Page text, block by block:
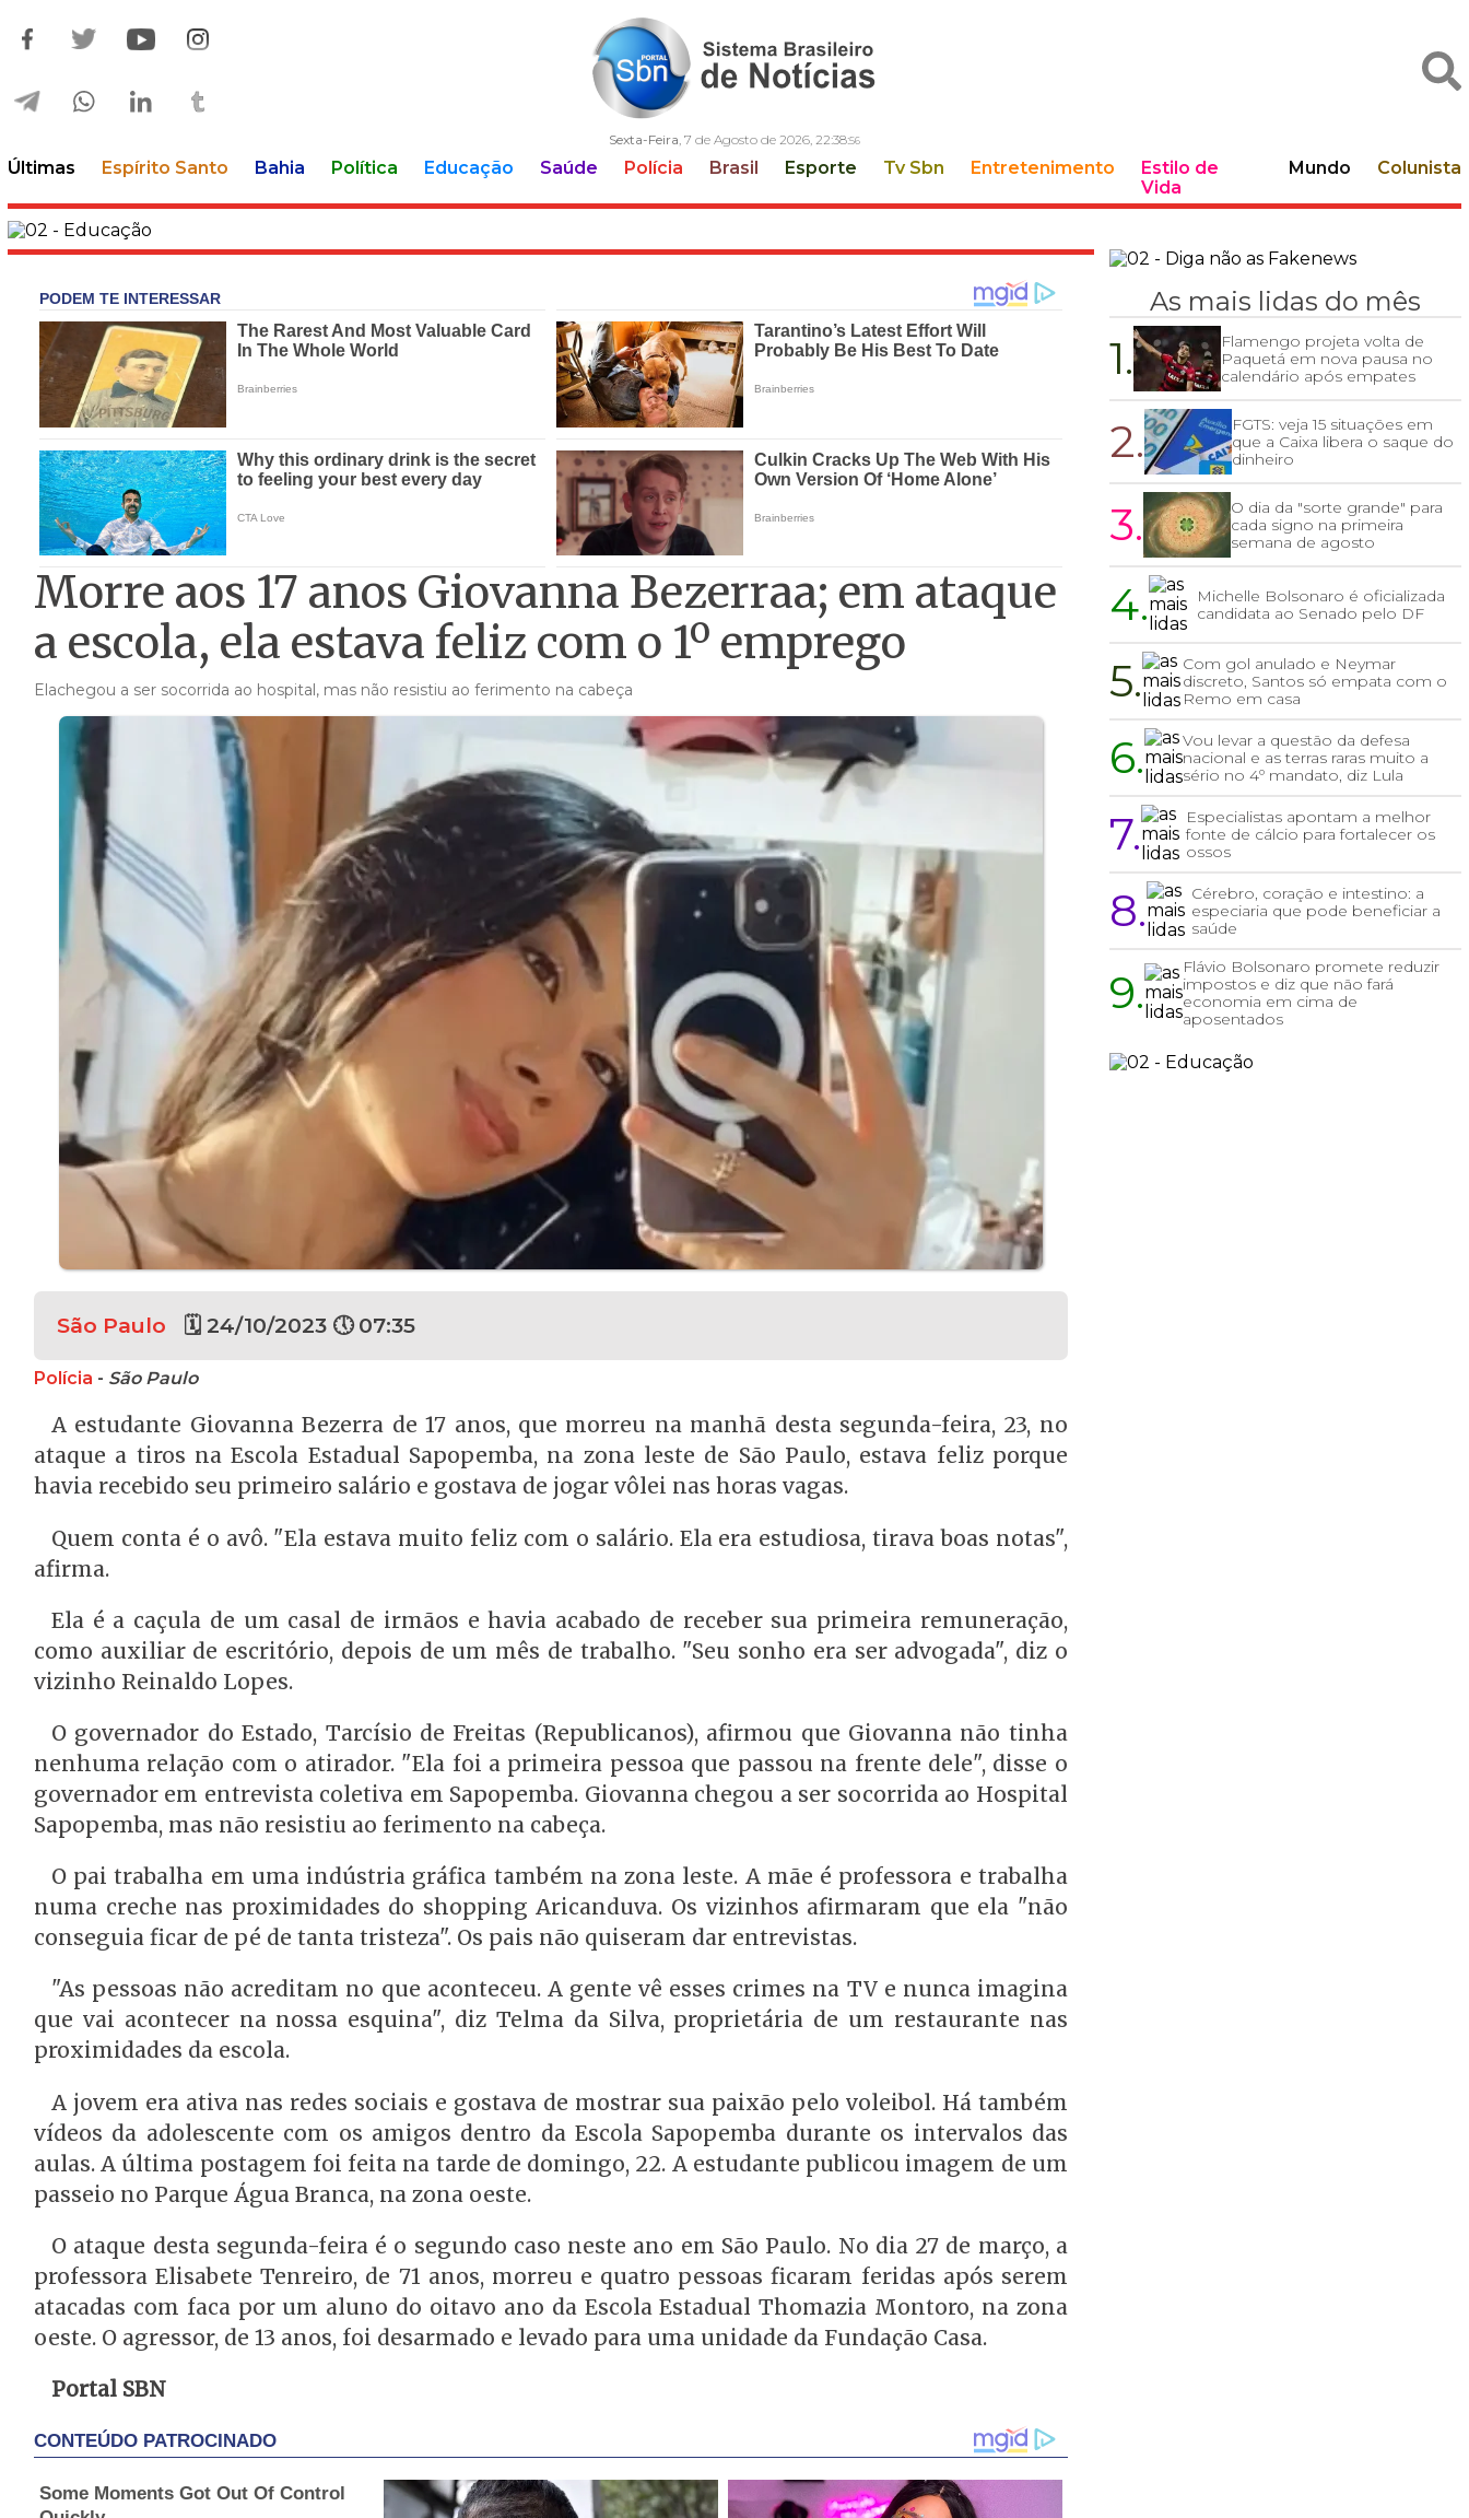
Sexta-Feira, 7 de Agosto de 2026, 22:38:57
Últimas Espírito Santo Bahia Política Educação Saúde Polícia Brasil Esporte Tv Sbn Entretenimento
Estilo de
Vida
Mundo Colunista
Morre aos 17 anos Giovanna Bezerraa; em ataque
a escola, ela estava feliz com o 1º emprego
Elachegou a ser socorrida ao hospital, mas não resistiu ao ferimento na cabeça
São Paulo 🗓 24/10/2023 🕔 07:35
Polícia - São Paulo
A estudante Giovanna Bezerra de 17 anos, que morreu na manhã desta segunda-feira, 23, no
ataque a tiros na Escola Estadual Sapopemba, na zona leste de São Paulo, estava feliz porque
havia recebido seu primeiro salário e gostava de jogar vôlei nas horas vagas.
Quem conta é o avô. "Ela estava muito feliz com o salário. Ela era estudiosa, tirava boas notas",
afirma.
Ela é a caçula de um casal de irmãos e havia acabado de receber sua primeira remuneração,
como auxiliar de escritório, depois de um mês de trabalho. "Seu sonho era ser advogada", diz o
vizinho Reinaldo Lopes.
O governador do Estado, Tarcísio de Freitas (Republicanos), afirmou que Giovanna não tinha
nenhuma relação com o atirador. "Ela foi a primeira pessoa que passou na frente dele", disse o
governador em entrevista coletiva em Sapopemba. Giovanna chegou a ser socorrida ao Hospital
Sapopemba, mas não resistiu ao ferimento na cabeça.
O pai trabalha em uma indústria gráfica também na zona leste. A mãe é professora e trabalha
numa creche nas proximidades do shopping Aricanduva. Os vizinhos afirmaram que ela "não
conseguia ficar de pé de tanta tristeza". Os pais não quiseram dar entrevistas.
"As pessoas não acreditam no que aconteceu. A gente vê esses crimes na TV e nunca imagina
que vai acontecer na nossa esquina", diz Telma da Silva, proprietária de um restaurante nas
proximidades da escola.
A jovem era ativa nas redes sociais e gostava de mostrar sua paixão pelo voleibol. Há também
vídeos da adolescente com os amigos dentro da Escola Sapopemba durante os intervalos das
aulas. A última postagem foi feita na tarde de domingo, 22. A estudante publicou imagem de um
passeio no Parque Água Branca, na zona oeste.
O ataque desta segunda-feira é o segundo caso neste ano em São Paulo. No dia 27 de março, a
professora Elisabete Tenreiro, de 71 anos, morreu e quatro pessoas ficaram feridas após serem
atacadas com faca por um aluno do oitavo ano da Escola Estadual Thomazia Montoro, na zona
oeste. O agressor, de 13 anos, foi desarmado e levado para uma unidade da Fundação Casa.
Portal SBN
As mais lidas do mês
1.
Flamengo projeta volta de
Paquetá em nova pausa no
calendário após empates
2.
FGTS: veja 15 situações em
que a Caixa libera o saque do
dinheiro
3.
O dia da "sorte grande" para
cada signo na primeira
semana de agosto
4.
Michelle Bolsonaro é oficializada
candidata ao Senado pelo DF
5.
Com gol anulado e Neymar
discreto, Santos só empata com o
Remo em casa
6.
Vou levar a questão da defesa
nacional e as terras raras muito a
sério no 4º mandato, diz Lula
7.
Especialistas apontam a melhor
fonte de cálcio para fortalecer os
ossos
8.
Cérebro, coração e intestino: a
especiaria que pode beneficiar a
saúde
9.
Flávio Bolsonaro promete reduzir
impostos e diz que não fará
economia em cima de
aposentados